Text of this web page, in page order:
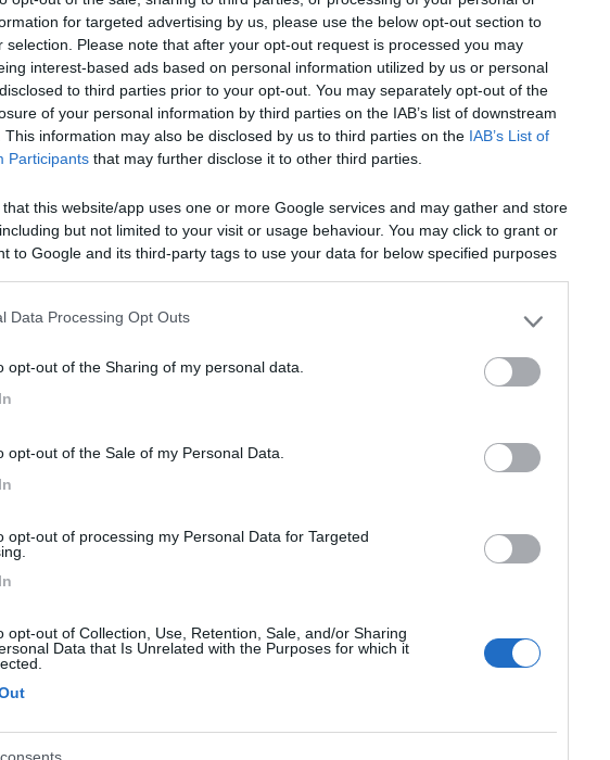
for targeted advertising by us, please use the below opt-out section to
selection. Please note that after your opt-out request is processed you may
interest-based ads based on personal information utilized by us or personal
to third parties prior to your opt-out. You may separately opt-out of the
of your personal information by third parties on the IAB’s list of downstream
This information may also be disclosed by us to third parties on the IAB’s List of
Participants that may further disclose it to other third parties.
that this website/app uses one or more Google services and may gather and store
but not limited to your visit or usage behaviour. You may click to grant or
to Google and its third-party tags to use your data for below specified purposes
Data Processing Opt Outs
opt-out of the Sharing of my personal data.
opt-out of the Sale of my Personal Data.
opt-out of processing my Personal Data for Targeted
opt-out of Collection, Use, Retention, Sale, and/or Sharing
Data that Is Unrelated with the Purposes for which it
da bandire in un camper.
alimentabile con piccolo inverter e consumi di pochi Amper, ma solo se ha uso
problemi.
bandire in un camper. Puo passare qualche piccolo apparecchio entro i 250W alimentabile con
è una inutile complicazione e crearsi dei problemi.
molto) lo spazio per cose inutili. Sei praticamente costretto a portarti solo lo